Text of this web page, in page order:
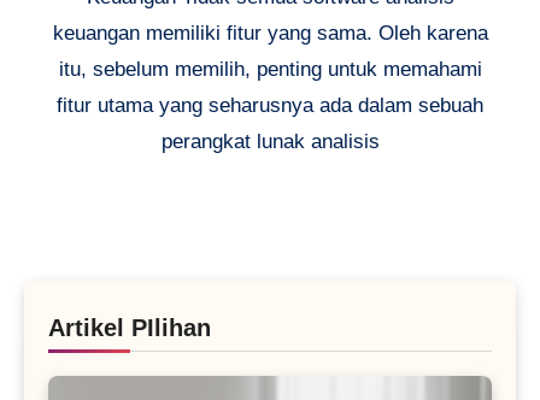
keuangan memiliki fitur yang sama. Oleh karena
itu, sebelum memilih, penting untuk memahami
fitur utama yang seharusnya ada dalam sebuah
perangkat lunak analisis
Artikel PIlihan